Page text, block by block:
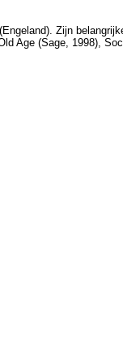
Zijn
Age (Sage, 1998),